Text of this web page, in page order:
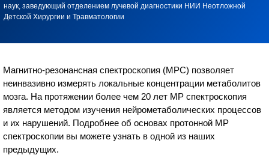
наук, заведующий отделением лучевой диагностики НИИ Неотложной
Детской Хирургии и Травматологии
Магнитно-резонансная спектроскопия (МРС) позволяет
неинвазивно измерять локальные концентрации метаболитов
мозга. На протяжении более чем 20 лет МР спектроскопия
является методом изучения нейрометаболических процессов
и их нарушений. Подробнее об основах протонной МР
спектроскопии вы можете узнать в одной из наших
предыдущих.